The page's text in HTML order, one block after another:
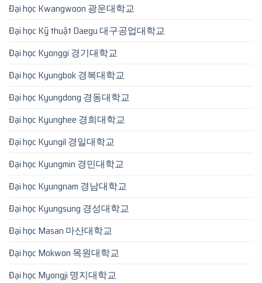
Đại học Kwangwoon 광운대학교
Đại học Kỹ thuật Daegu 대구공업대학교
Đại học Kyonggi 경기대학교
Đại học Kyungbok 경복대학교
Đại học Kyungdong 경동대학교
Đại học Kyunghee 경희대학교
Đại học Kyungil 경일대학교
Đại học Kyungmin 경민대학교
Đại học Kyungnam 경남대학교
Đại học Kyungsung 경성대학교
Đại học Masan 마산대학교
Đại học Mokwon 목원대학교
Đại học Myongji 명지대학교